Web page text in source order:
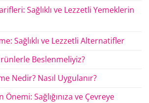
Sağlıklı ve Lezzetli Yemeklerin
Sağlıklı ve Lezzetli Alternatifler
Beslenmeliyiz?
Nedir? Nasıl Uygulanır?
Sağlığınıza ve Çevreye